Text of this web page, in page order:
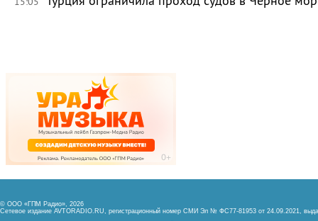
© ООО «ГПМ Радио», 2026
Сетевое издание AVTORADIO.RU, регистрационный номер СМИ Эл № ФС77-81953 от 24.09.2021,